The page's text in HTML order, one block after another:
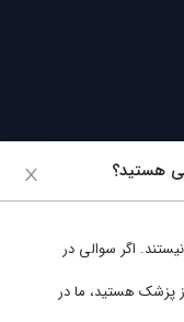
هستید؟
اگر سوالی در
پزشک هستید، ما در